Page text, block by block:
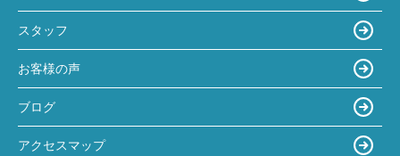
スタッフ
お客様の声
ブログ
アクセスマップ